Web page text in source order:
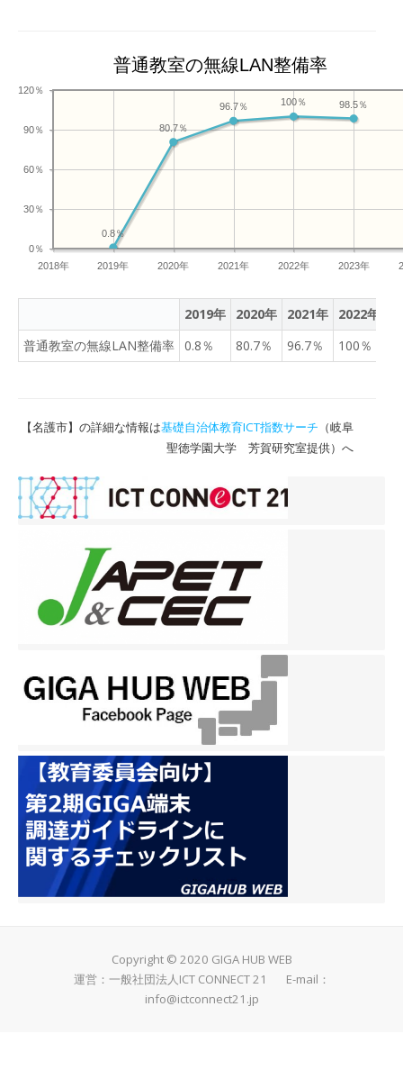
普通教室の無線LAN整備率
2018年 2019年 2020年 2021年 2022年 2023年
0％
30％
60％
90％
120％
98.5％
100％
96.7％
80.7％
0.8％
2019年 2020年 2021年 2022年
普通教室の無線LAN整備率 0.8％ 80.7％ 96.7％ 100％
【名護市】の詳細な情報は基礎自治体教育ICT指数サーチ （岐阜
聖徳学園大学 芳賀研究室提供）へ
Copyright © 2020 GIGA HUB WEB
運営：一般社団法人ICT CONNECT 21 E-mail：
info@ictconnect21.jp